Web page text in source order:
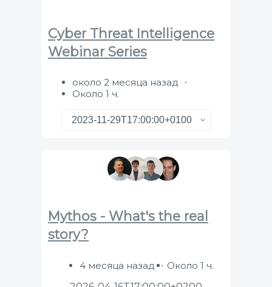
Cyber Threat Intelligence
Webinar Series
около 2 месяца назад
Около 1 ч.
Mythos - What's the real
story?
4 месяца назад
Около 1 ч.